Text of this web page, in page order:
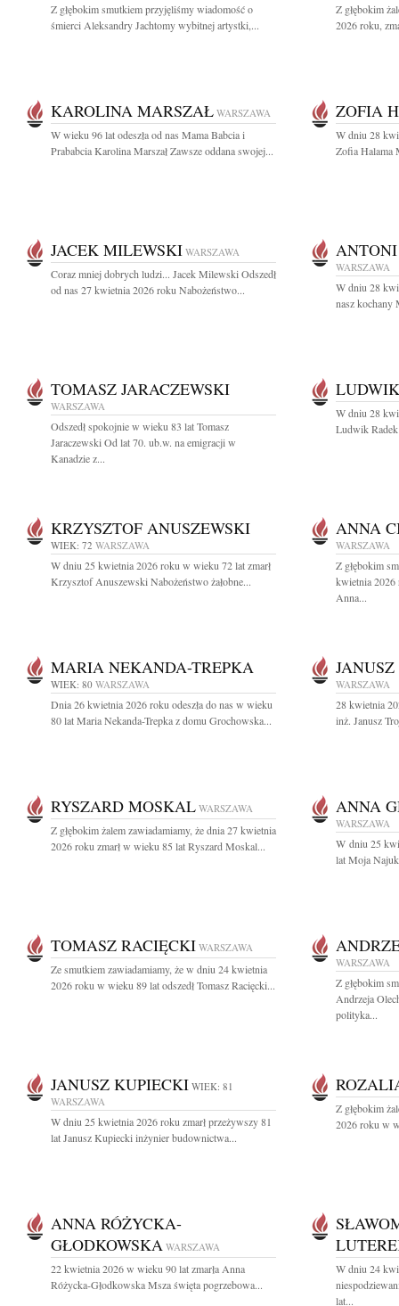
Z głębokim smutkiem przyjęliśmy wiadomość o
śmierci Aleksandry Jachtomy wybitnej artystki,...
Z głębokim
2026 roku,
KAROLINA MARSZAŁ WARSZAWA
W wieku 96 lat odeszła od nas Mama Babcia i
Prababcia Karolina Marszał Zawsze oddana swojej...
ZOFIA
W dniu 28
Zofia Halama
JACEK MILEWSKI WARSZAWA
Coraz mniej dobrych ludzi... Jacek Milewski Odszedł
od nas 27 kwietnia 2026 roku Nabożeństwo...
WARSZAWA
W dniu 28
nasz kochany
TOMASZ JARACZEWSKI
WARSZAWA
Odszedł spokojnie w wieku 83 lat Tomasz
Jaraczewski Od lat 70. ub.w. na emigracji w
Kanadzie z...
W dniu 28
Ludwik
KRZYSZTOF ANUSZEWSKI
WIEK: 72 WARSZAWA
W dniu 25 kwietnia 2026 roku w wieku 72 lat zmarł
Krzysztof Anuszewski Nabożeństwo żałobne...
ANNA
WARSZAWA
Z głębokim
kwietnia 2026
Anna...
MARIA NEKANDA-TREPKA
WIEK: 80 WARSZAWA
Dnia 26 kwietnia 2026 roku odeszła do nas w wieku
80 lat Maria Nekanda-Trepka z domu Grochowska...
WARSZAWA
28 kwietnia
inż. Janusz
RYSZARD MOSKAL WARSZAWA
Z głębokim żalem zawiadamiamy, że dnia 27 kwietnia
2026 roku zmarł w wieku 85 lat Ryszard Moskal...
ANNA
WARSZAWA
W dniu 25
lat Moja
TOMASZ RACIĘCKI WARSZAWA
Ze smutkiem zawiadamiamy, że w dniu 24 kwietnia
2026 roku w wieku 89 lat odszedł Tomasz Racięcki...
WARSZAWA
Z głębokim
Andrzeja
polityka...
JANUSZ KUPIECKI WIEK: 81
WARSZAWA
W dniu 25 kwietnia 2026 roku zmarł przeżywszy 81
lat Janusz Kupiecki inżynier budownictwa...
Z głębokim
2026 roku w
ANNA RÓŻYCKA-
GŁODKOWSKA WARSZAWA
22 kwietnia 2026 w wieku 90 lat zmarła Anna
Różycka-Głodkowska Msza święta pogrzebowa...
W dniu 24
lat...